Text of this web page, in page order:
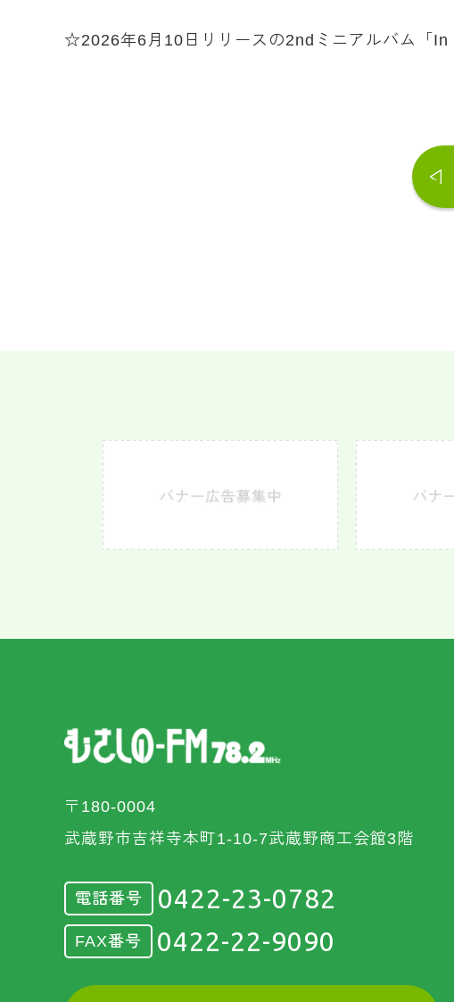
☆2026年6月10日リリースの2ndミニアルバム「In
〒180-0004
武蔵野市吉祥寺本町1-10-7武蔵野商工会館3階
電話番号 0422-23-0782
FAX番号 0422-22-9090